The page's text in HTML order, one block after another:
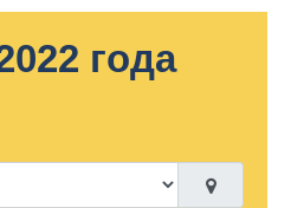
года